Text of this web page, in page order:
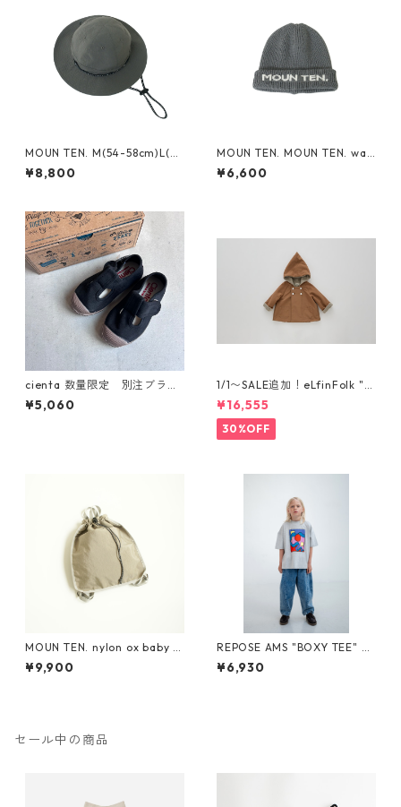
MOUN TEN. M(54-58cm)L(~6
0cm) reversible adventure
hat (re-nylon) [MA78-1957
¥8,800
MOUN TEN. MOUN TEN. wat
ch cap [MA74-1958a]
¥6,600
cienta 数量限定 別注ブラウ
ンソール Tストラップ シュー
ズ Negro
¥5,060
1/1〜SALE追加！eLfinFolk "el
f coat" (milky brown) 110 12
0 130
¥16,555
30%OFF
MOUN TEN. nylon ox baby k
napsack [MA71-0215a]
¥9,900
REPOSE AMS "BOXY TEE" SS
26-86
¥6,930
セール中の商品